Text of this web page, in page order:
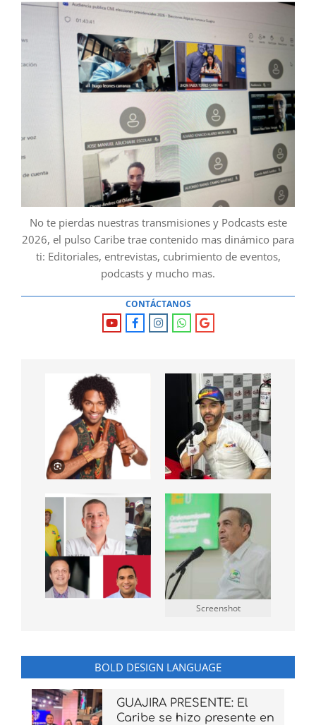
No te pierdas nuestras transmisiones y Podcasts este
2026, el pulso Caribe trae contenido mas dinámico para
ti: Editoriales, entrevistas, cubrimiento de eventos,
podcasts y mucho mas.
CONTÁCTANOS
Screenshot
BOLD DESIGN LANGUAGE
GUAJIRA PRESENTE: El
Caribe se hizo presente en